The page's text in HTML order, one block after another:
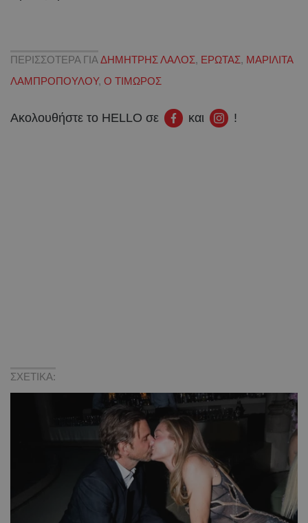
ΠΕΡΙΣΣΟΤΕΡΑ ΓΙΑ ΔΗΜΗΤΡΗΣ ΛΑΛΟΣ, ΕΡΩΤΑΣ, ΜΑΡΙΛΙΤΑ
ΛΑΜΠΡΟΠΟΥΛΟΥ, Ο ΤΙΜΩΡΟΣ
Ακολουθήστε το HELLO σε και !
ΣΧΕΤΙΚΑ: